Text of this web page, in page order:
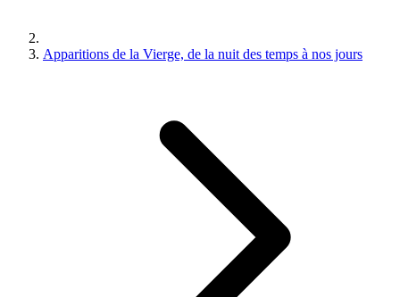
Apparitions de la Vierge, de la nuit des temps à nos jours